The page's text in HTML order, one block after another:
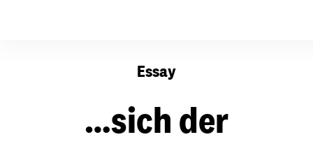
Essay
…sich der